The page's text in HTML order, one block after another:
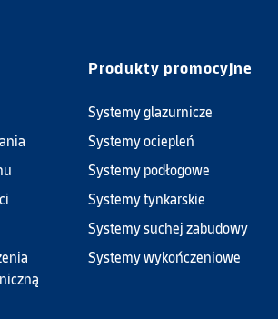
Produkty promocyjne
Systemy glazurnicze
Systemy ociepleń
Systemy podłogowe
Systemy tynkarskie
Systemy suchej zabudowy
Systemy wykończeniowe